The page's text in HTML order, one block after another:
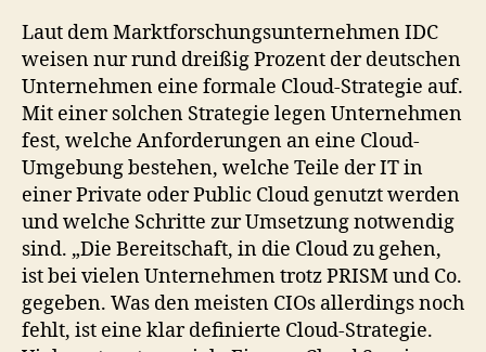
Laut dem Marktforschungsunternehmen IDC
weisen nur rund dreißig Prozent der deutschen
Unternehmen eine formale Cloud-Strategie auf.
Mit einer solchen Strategie legen Unternehmen
fest, welche Anforderungen an eine Cloud-
Umgebung bestehen, welche Teile der IT in
einer Private oder Public Cloud genutzt werden
und welche Schritte zur Umsetzung notwendig
sind. „Die Bereitschaft, in die Cloud zu gehen,
ist bei vielen Unternehmen trotz PRISM und Co.
gegeben. Was den meisten CIOs allerdings noch
fehlt, ist eine klar definierte Cloud-Strategie.